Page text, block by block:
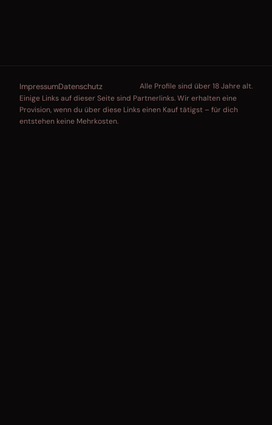
ImpressumDatenschutz
Alle Profile sind über 18 Jahre alt.
Einige Links auf dieser Seite sind Partnerlinks. Wir erhalten eine
Provision, wenn du über diese Links einen Kauf tätigst – für dich
entstehen keine Mehrkosten.